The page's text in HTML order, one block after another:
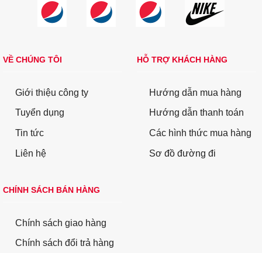
VỀ CHÚNG TÔI
Giới thiệu công ty
Tuyển dụng
Tin tức
Liên hệ
HỖ TRỢ KHÁCH HÀNG
Hướng dẫn mua hàng
Hướng dẫn thanh toán
Các hình thức mua hàng
Sơ đồ đường đi
CHÍNH SÁCH BÁN HÀNG
Chính sách giao hàng
Chính sách đổi trả hàng